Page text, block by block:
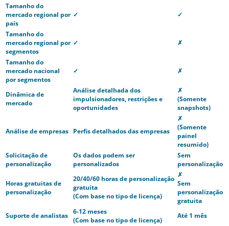
Tamanho do
mercado regional por
país
✓ ✓
Tamanho do
mercado regional por
segmentos
✓ ✗
Tamanho do
mercado nacional
por segmentos
✓ ✗
Dinâmica de
mercado
Análise detalhada dos
impulsionadores, restrições e
oportunidades
✗
(Somente
snapshots)
Análise de empresas Perfis detalhados das empresas
✗
(Somente
painel
resumido)
Solicitação de
personalização
Os dados podem ser
personalizados
Sem
personalização
Horas gratuitas de
personalização
20/40/60 horas de personalização
gratuita
(Com base no tipo de licença)
✗
Sem
personalização
gratuita
Suporte de analistas 6-12 meses
(Com base no tipo de licença)
Até 1 mês